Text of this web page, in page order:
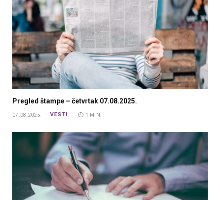
Pregled štampe – četvrtak 07.08.2025.
07.08.2025. VESTI 1 MIN.